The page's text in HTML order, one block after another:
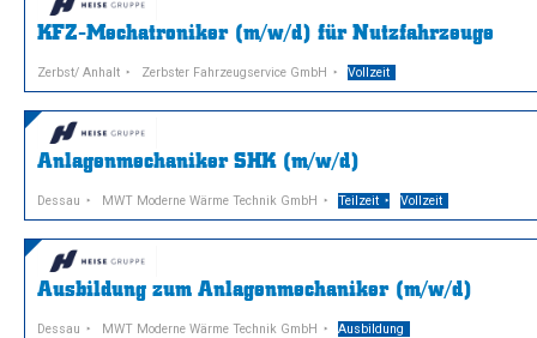
KFZ-Mechatroniker (m/w/d) für Nutzfahrzeuge
Zerbst/ Anhalt Zerbster Fahrzeugservice GmbH Vollzeit
Anlagenmechaniker SHK (m/w/d)
Dessau MWT Moderne Wärme Technik GmbH Teilzeit Vollzeit
Ausbildung zum Anlagenmechaniker (m/w/d)
Dessau MWT Moderne Wärme Technik GmbH Ausbildung